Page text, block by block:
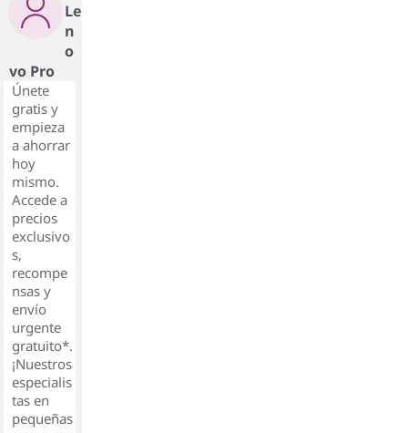
Le
n
o
vo Pro
Únete
gratis y
empieza
a ahorrar
hoy
mismo.
Accede a
precios
exclusivo
s,
recompe
nsas y
envío
urgente
gratuito*.
¡Nuestros
especialis
tas en
pequeñas